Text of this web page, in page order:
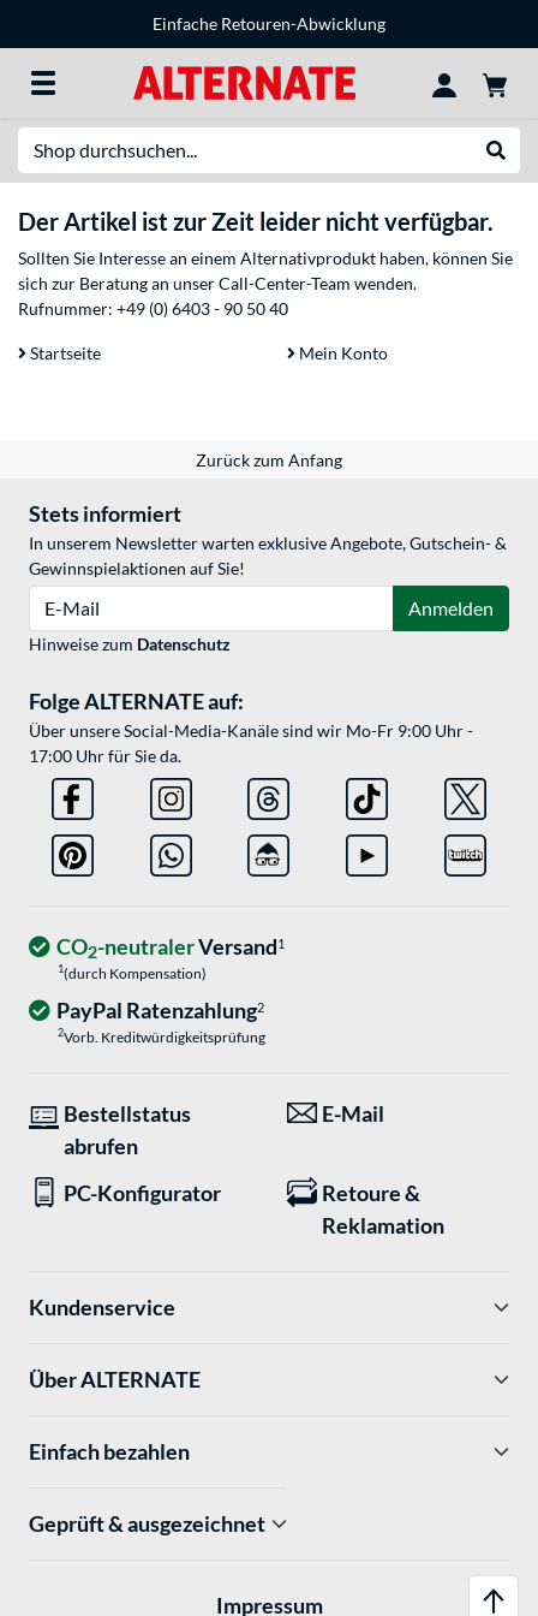
Einfache Retouren-Abwicklung
Der Artikel ist zur Zeit leider nicht verfügbar.
Sollten Sie Interesse an einem Alternativprodukt haben, können Sie
sich zur Beratung an unser Call-Center-Team wenden.
Rufnummer: +49 (0) 6403 - 90 50 40
Startseite Mein Konto
Zurück zum Anfang
Stets informiert
In unserem Newsletter warten exklusive Angebote, Gutschein- &
Gewinnspielaktionen auf Sie!
Anmelden
Hinweise zum Datenschutz
Folge ALTERNATE auf:
Über unsere Social-Media-Kanäle sind wir Mo-Fr 9:00 Uhr -
17:00 Uhr für Sie da.
CO2-neutralerVersand1
1(durch Kompensation)
PayPal Ratenzahlung2
2Vorb. Kreditwürdigkeitsprüfung
Bestellstatus
abrufen
E-Mail
PC-Konfigurator
Retoure &
Reklamation
Kundenservice
Über ALTERNATE
Einfach bezahlen
Geprüft & ausgezeichnet
Impressum